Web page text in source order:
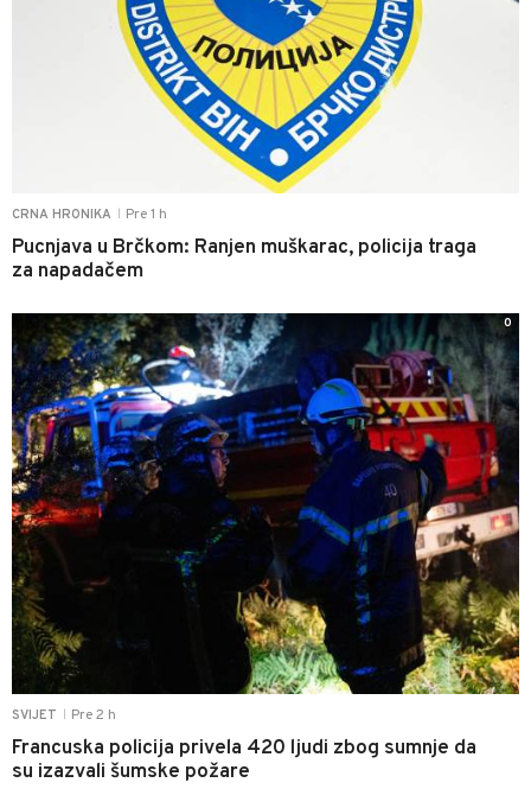
CRNA HRONIKA Pre 1 h
Pucnjava u Brčkom: Ranjen muškarac, policija traga
za napadačem
SVIJET Pre 2 h
Francuska policija privela 420 ljudi zbog sumnje da
su izazvali šumske požare
0